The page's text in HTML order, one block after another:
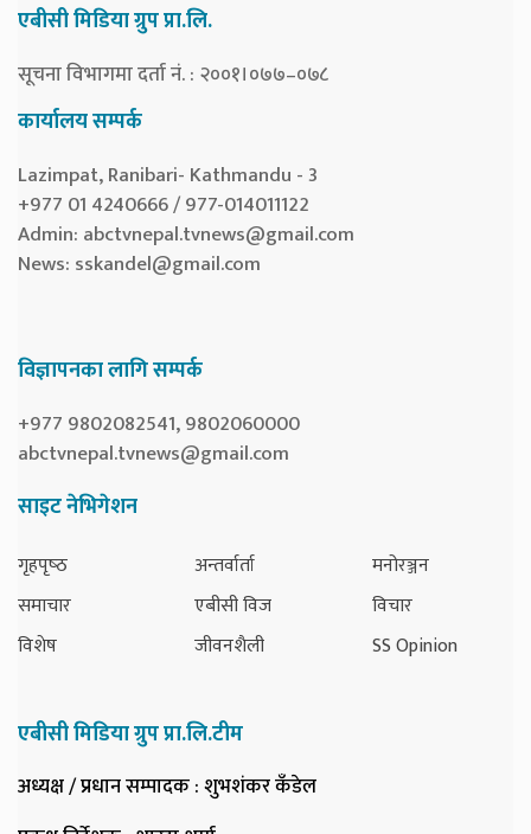
एबीसी मिडिया ग्रुप प्रा.लि.
सूचना विभागमा दर्ता नं. : २००१।०७७–०७८
कार्यालय सम्पर्क
Lazimpat, Ranibari- Kathmandu - 3
+977 01 4240666 / 977-014011122
Admin: abctvnepal.tvnews@gmail.com
News: sskandel@gmail.com
विज्ञापनका लागि सम्पर्क
+977 9802082541, 9802060000
abctvnepal.tvnews@gmail.com
साइट नेभिगेशन
गृहपृष्‍ठ
समाचार
विशेष
अन्तर्वार्ता
एबीसी विज
जीवनशैली
मनोरञ्जन
विचार
SS Opinion
एबीसी मिडिया ग्रुप प्रा.लि.टीम
अध्यक्ष / प्रधान सम्पादक: शुभशंकर कँडेल